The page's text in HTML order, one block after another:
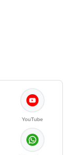
YouTube